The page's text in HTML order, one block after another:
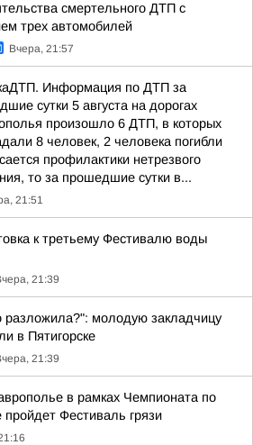
смертельного ДТП с
трех автомобилей
Вчера, 21:57
Информация по ДТП за
сутки 5 августа на дорогах
произошло 6 ДТП, в которых
8 человек, 2 человека погибли
профилактики нетрезвого
то за прошедшие сутки в...
21:51
к третьему Фестивалю воды
21:39
разложила?": молодую закладчицу
в Пятигорске
21:39
в рамках Чемпионата по
пройдет Фестиваль грязи